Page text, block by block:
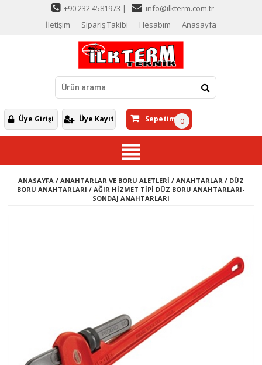
+90 232 4581973 |
info@ilkterm.com.tr
İletişim
Sipariş Takibi Hesabım Anasayfa
Üye Girişi Üye Kayıt Sepetim 0
ANASAYFA/ ANAHTARLAR VE BORU ALETLERİ / ANAHTARLAR/ DÜZ
BORU ANAHTARLARI /AĞIR HİZMET TİPİ DÜZ BORU ANAHTARLARI-
SONDAJ ANAHTARLARI